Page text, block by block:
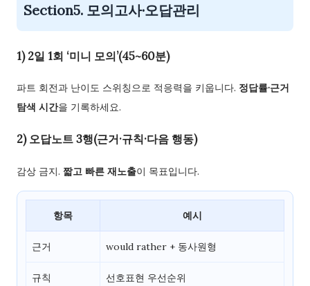
Section5. 모의고사·오답관리
1) 2일 1회 ‘미니 모의’(45~60분)
파트 회전과 난이도 스위칭으로 적응력을 키웁니다. 정답률·근거
탐색 시간을 기록하세요.
2) 오답노트 3행(근거·규칙·다음 행동)
감상 금지. 짧고 빠른 재노출이 목표입니다.
항목 예시
근거 would rather + 동사원형
규칙 선호표현 우선순위